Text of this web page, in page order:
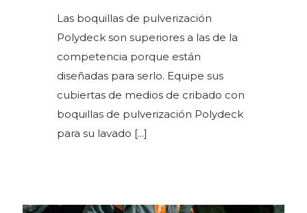
Las boquillas de pulverización
Polydeck son superiores a las de la
competencia porque están
diseñadas para serlo. Equipe sus
cubiertas de medios de cribado con
boquillas de pulverización Polydeck
para su lavado [...]